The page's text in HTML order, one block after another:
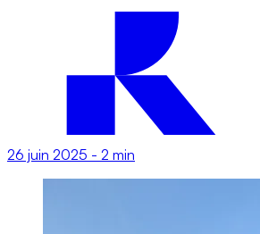
26 juin 2025 - 2 min